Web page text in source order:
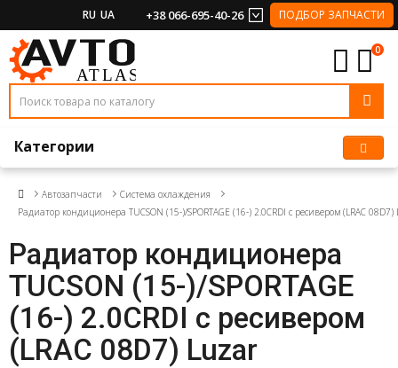
RU UA +38 066-695-40-26 ПОДБОР ЗАПЧАСТИ
0
Категории
Автозапчасти
Система охлаждения
Радиатор кондиционера TUCSON (15-)/SPORTAGE (16-) 2.0CRDI с ресивером (LRAC
Радиатор кондиционера
TUCSON (15-)/SPORTAGE
(16-) 2.0CRDI с ресивером
(LRAC 08D7) Luzar